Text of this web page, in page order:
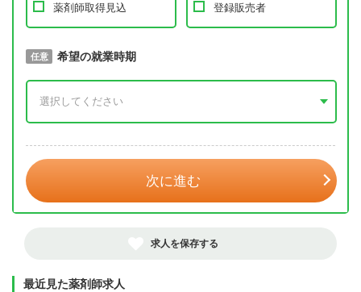
薬剤師取得見込 登録販売者
必須 取得予定年
任意 希望の就業時期
次に進む
求人を保存する
最近見た薬剤師求人